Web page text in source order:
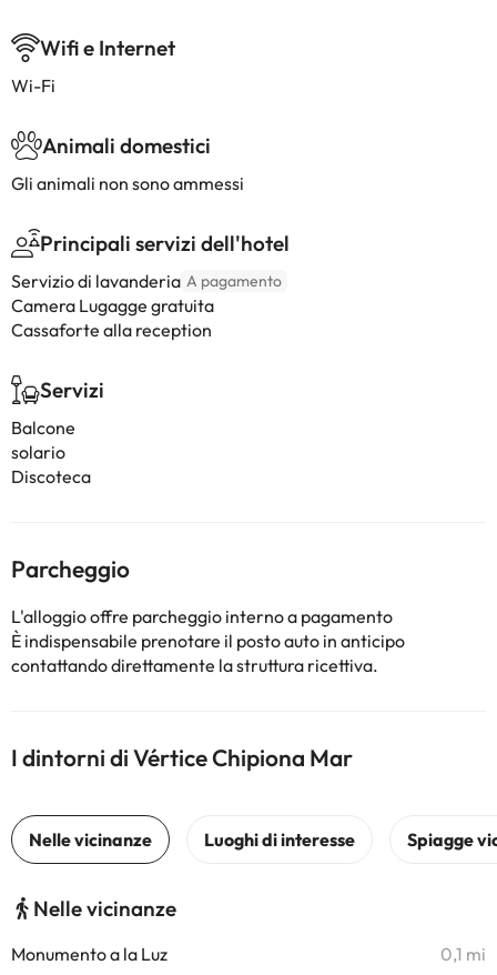
Wifi e Internet
Wi-Fi
Animali domestici
Gli animali non sono ammessi
Principali servizi dell'hotel
Servizio di lavanderia A pagamento
Camera Lugagge gratuita
Cassaforte alla reception
Servizi
Balcone
solario
Discoteca
Parcheggio
L'alloggio offre parcheggio interno a pagamento
È indispensabile prenotare il posto auto in anticipo
contattando direttamente la struttura ricettiva.
I dintorni di Vértice Chipiona Mar
Nelle vicinanze
Monumento a la Luz 0,1 mi